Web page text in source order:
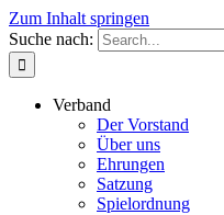
Zum Inhalt springen
Suche nach:
Verband
Der Vorstand
Über uns
Ehrungen
Satzung
Spielordnung